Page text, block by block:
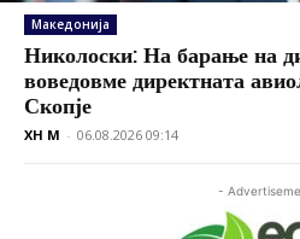
Македонија
Николоски: На барање на
воведовме директната
Скопје
XH M - 06.08.2026 09:14
-